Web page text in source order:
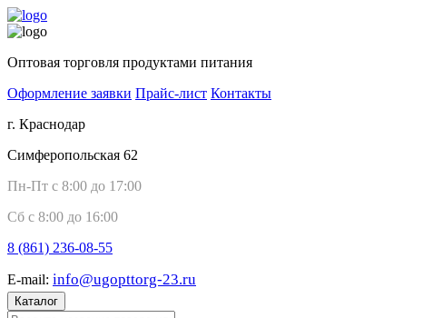
Оптовая торговля продуктами питания
Оформление заявки Прайс-лист Контакты
г. Краснодар
Симферопольская 62
Пн-Пт с 8:00 до 17:00
Сб с 8:00 до 16:00
8 (861) 236-08-55
E-mail: info@ugopttorg-23.ru
Каталог